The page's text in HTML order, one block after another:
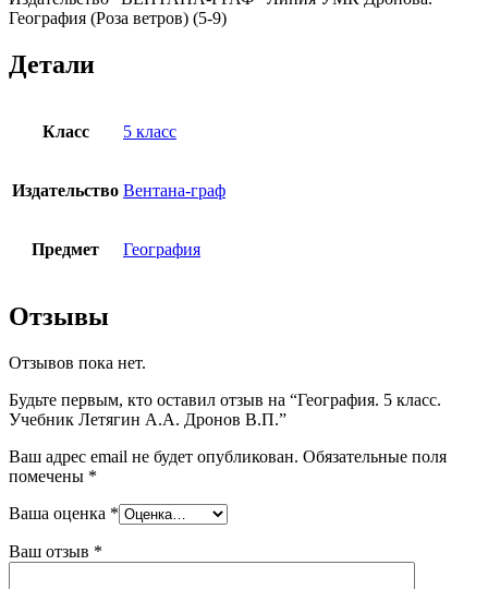
География (Роза ветров) (5-9)
Детали
Класс 5 класс
Издательство Вентана-граф
Предмет География
Отзывы
Отзывов пока нет.
Будьте первым, кто оставил отзыв на “География. 5 класс.
Учебник Летягин А.А. Дронов В.П.”
Ваш адрес email не будет опубликован. Обязательные поля
помечены *
Ваша оценка *
Ваш отзыв *